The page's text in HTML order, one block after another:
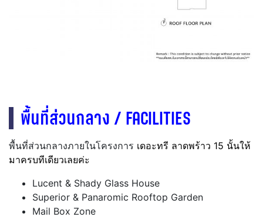
พื้นที่ส่วนกลาง / FACILITIES
พื้นที่ส่วนกลางภายในโครงการ เดอะทรี ลาดพร้าว 15 นั้นให้
มาครบทีเดียวเลยค่ะ
Lucent & Shady Glass House
Superior & Panaromic Rooftop Garden
Mail Box Zone